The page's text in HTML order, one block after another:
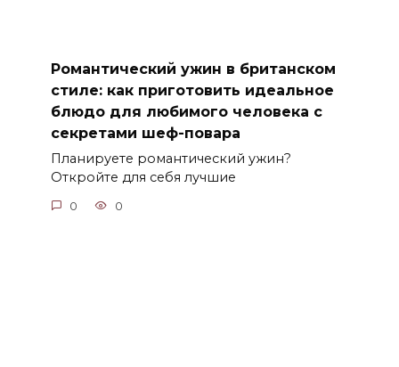
Романтический ужин в британском
стиле: как приготовить идеальное
блюдо для любимого человека с
секретами шеф-повара
Планируете романтический ужин?
Откройте для себя лучшие
0 0